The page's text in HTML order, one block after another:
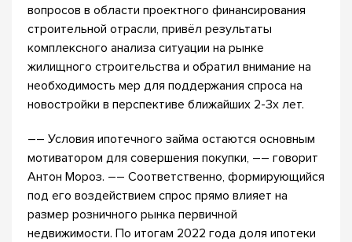
вопросов в области проектного финансирования
строительной отрасли, привёл результаты
комплексного анализа ситуации на рынке
жилищного строительства и обратил внимание на
необходимость мер для поддержания спроса на
новостройки в перспективе ближайших 2-3х лет.
–– Условия ипотечного займа остаются основным
мотиватором для совершения покупки, –– говорит
Антон Мороз. –– Соответственно, формирующийся
под его воздействием спрос прямо влияет на
размер розничного рынка первичной
недвижимости. По итогам 2022 года доля ипотеки